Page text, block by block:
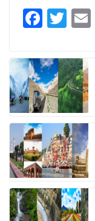
F
c
e
b
o
o
k
T
itt
er